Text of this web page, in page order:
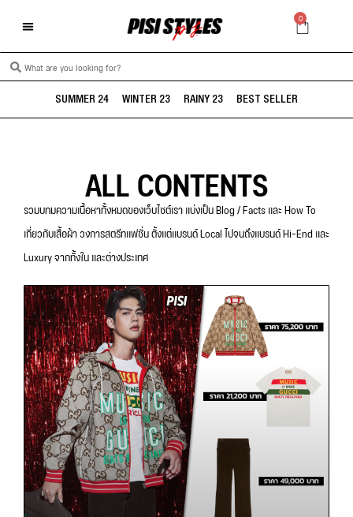
0
SUMMER 24 WINTER 23 RAINY 23 BEST SELLER
ALL CONTENTS
รวมบทมความเนื้อหาทั้งหมดของเว็บไซต์เรา แบ่งเป็น Blog / Facts และ How To
เกี่ยวกับเสื้อผ้า วงการสตรีทแฟชั่น ตั้งแต่แบรนด์ Local ไปจนถึงแบรนด์ Hi-End และ
Luxury จากทั้งใน และต่างประเทศ